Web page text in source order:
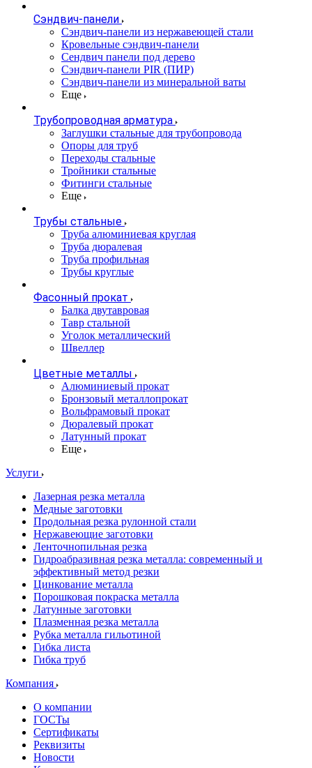
Сэндвич-панели
Cэндвич-панели из нержавеющей стали
Кровельные сэндвич-панели
Сендвич панели под дерево
Сэндвич-панели PIR (ПИР)
Сэндвич-панели из минеральной ваты
Еще
Трубопроводная арматура
Заглушки стальные для трубопровода
Опоры для труб
Переходы стальные
Тройники стальные
Фитинги стальные
Еще
Трубы стальные
Труба алюминиевая круглая
Труба дюралевая
Труба профильная
Трубы круглые
Фасонный прокат
Балка двутавровая
Тавр стальной
Уголок металлический
Швеллер
Цветные металлы
Алюминиевый прокат
Бронзовый металлопрокат
Вольфрамовый прокат
Дюралевый прокат
Латунный прокат
Еще
Услуги
Лазерная резка металла
Медные заготовки
Продольная резка рулонной стали
Нержавеющие заготовки
Ленточнопильная резка
Гидроабразивная резка металла: современный и
эффективный метод резки
Цинкование металла
Порошковая покраска металла
Латунные заготовки
Плазменная резка металла
Рубка металла гильотиной
Гибка листа
Гибка труб
Компания
О компании
ГОСТы
Сертификаты
Реквизиты
Новости